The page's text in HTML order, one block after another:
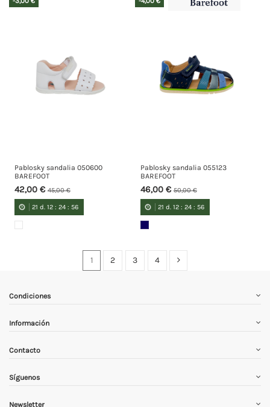
Pablosky sandalia 050600
BAREFOOT
42,00 €45,00 €
21 d. 12 :24 :55
Pablosky sandalia 055123
BAREFOOT
46,00 €50,00 €
21 d. 12 :24 :55
1 2 3 4
Condiciones
Información
Contacto
Síguenos
Newsletter